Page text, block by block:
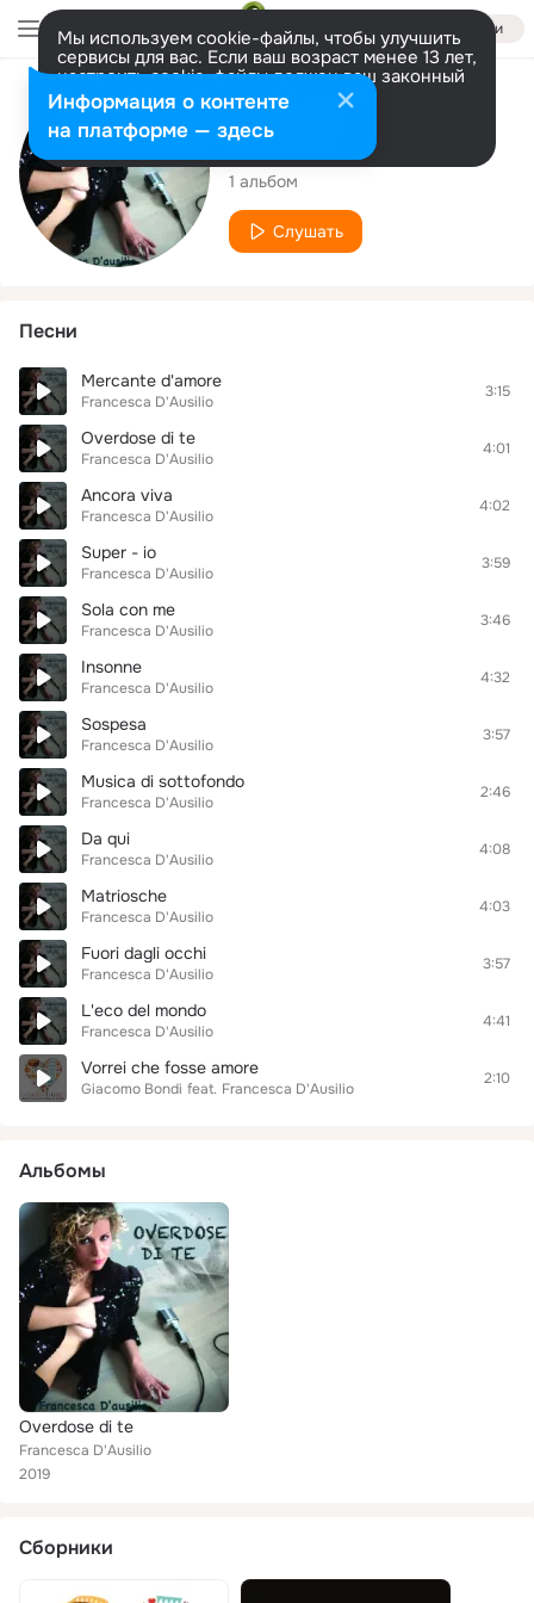
Войти
Мы используем cookie-файлы, чтобы улучшить
сервисы для вас. Если ваш возраст менее 13 лет,
настроить cookie-файлы должен ваш законный
представитель. Больше информации
Разрешить все Настроить
Исполнитель
Francesca D'Ausilio
1 альбом
Слушать
Песни
Mercante d'amore
Francesca D'Ausilio
3:15
Overdose di te
Francesca D'Ausilio
4:01
Ancora viva
Francesca D'Ausilio
4:02
Super - io
Francesca D'Ausilio
3:59
Sola con me
Francesca D'Ausilio
3:46
Insonne
Francesca D'Ausilio
4:32
Sospesa
Francesca D'Ausilio
3:57
Musica di sottofondo
Francesca D'Ausilio
2:46
Da qui
Francesca D'Ausilio
4:08
Matriosche
Francesca D'Ausilio
4:03
Fuori dagli occhi
Francesca D'Ausilio
3:57
L'eco del mondo
Francesca D'Ausilio
4:41
Vorrei che fosse amore
Giacomo Bondi feat. Francesca D'Ausilio
2:10
Альбомы
Overdose di te
Francesca D'Ausilio
2019
Сборники
Информация о контенте
на платформе — здесь